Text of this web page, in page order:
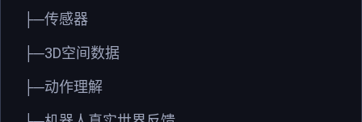
├─传感器
├─3D空间数据
├─动作理解